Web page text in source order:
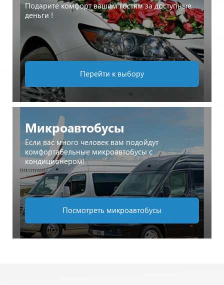
Подарите комфорт вашим гостям за доступные
деньги !
Перейти к выбору
Микроавтобусы
Если вас много человек вам подойдут
комфортабельные микроавтобусы с
кондиционером!
Посмотреть микроавтобусы